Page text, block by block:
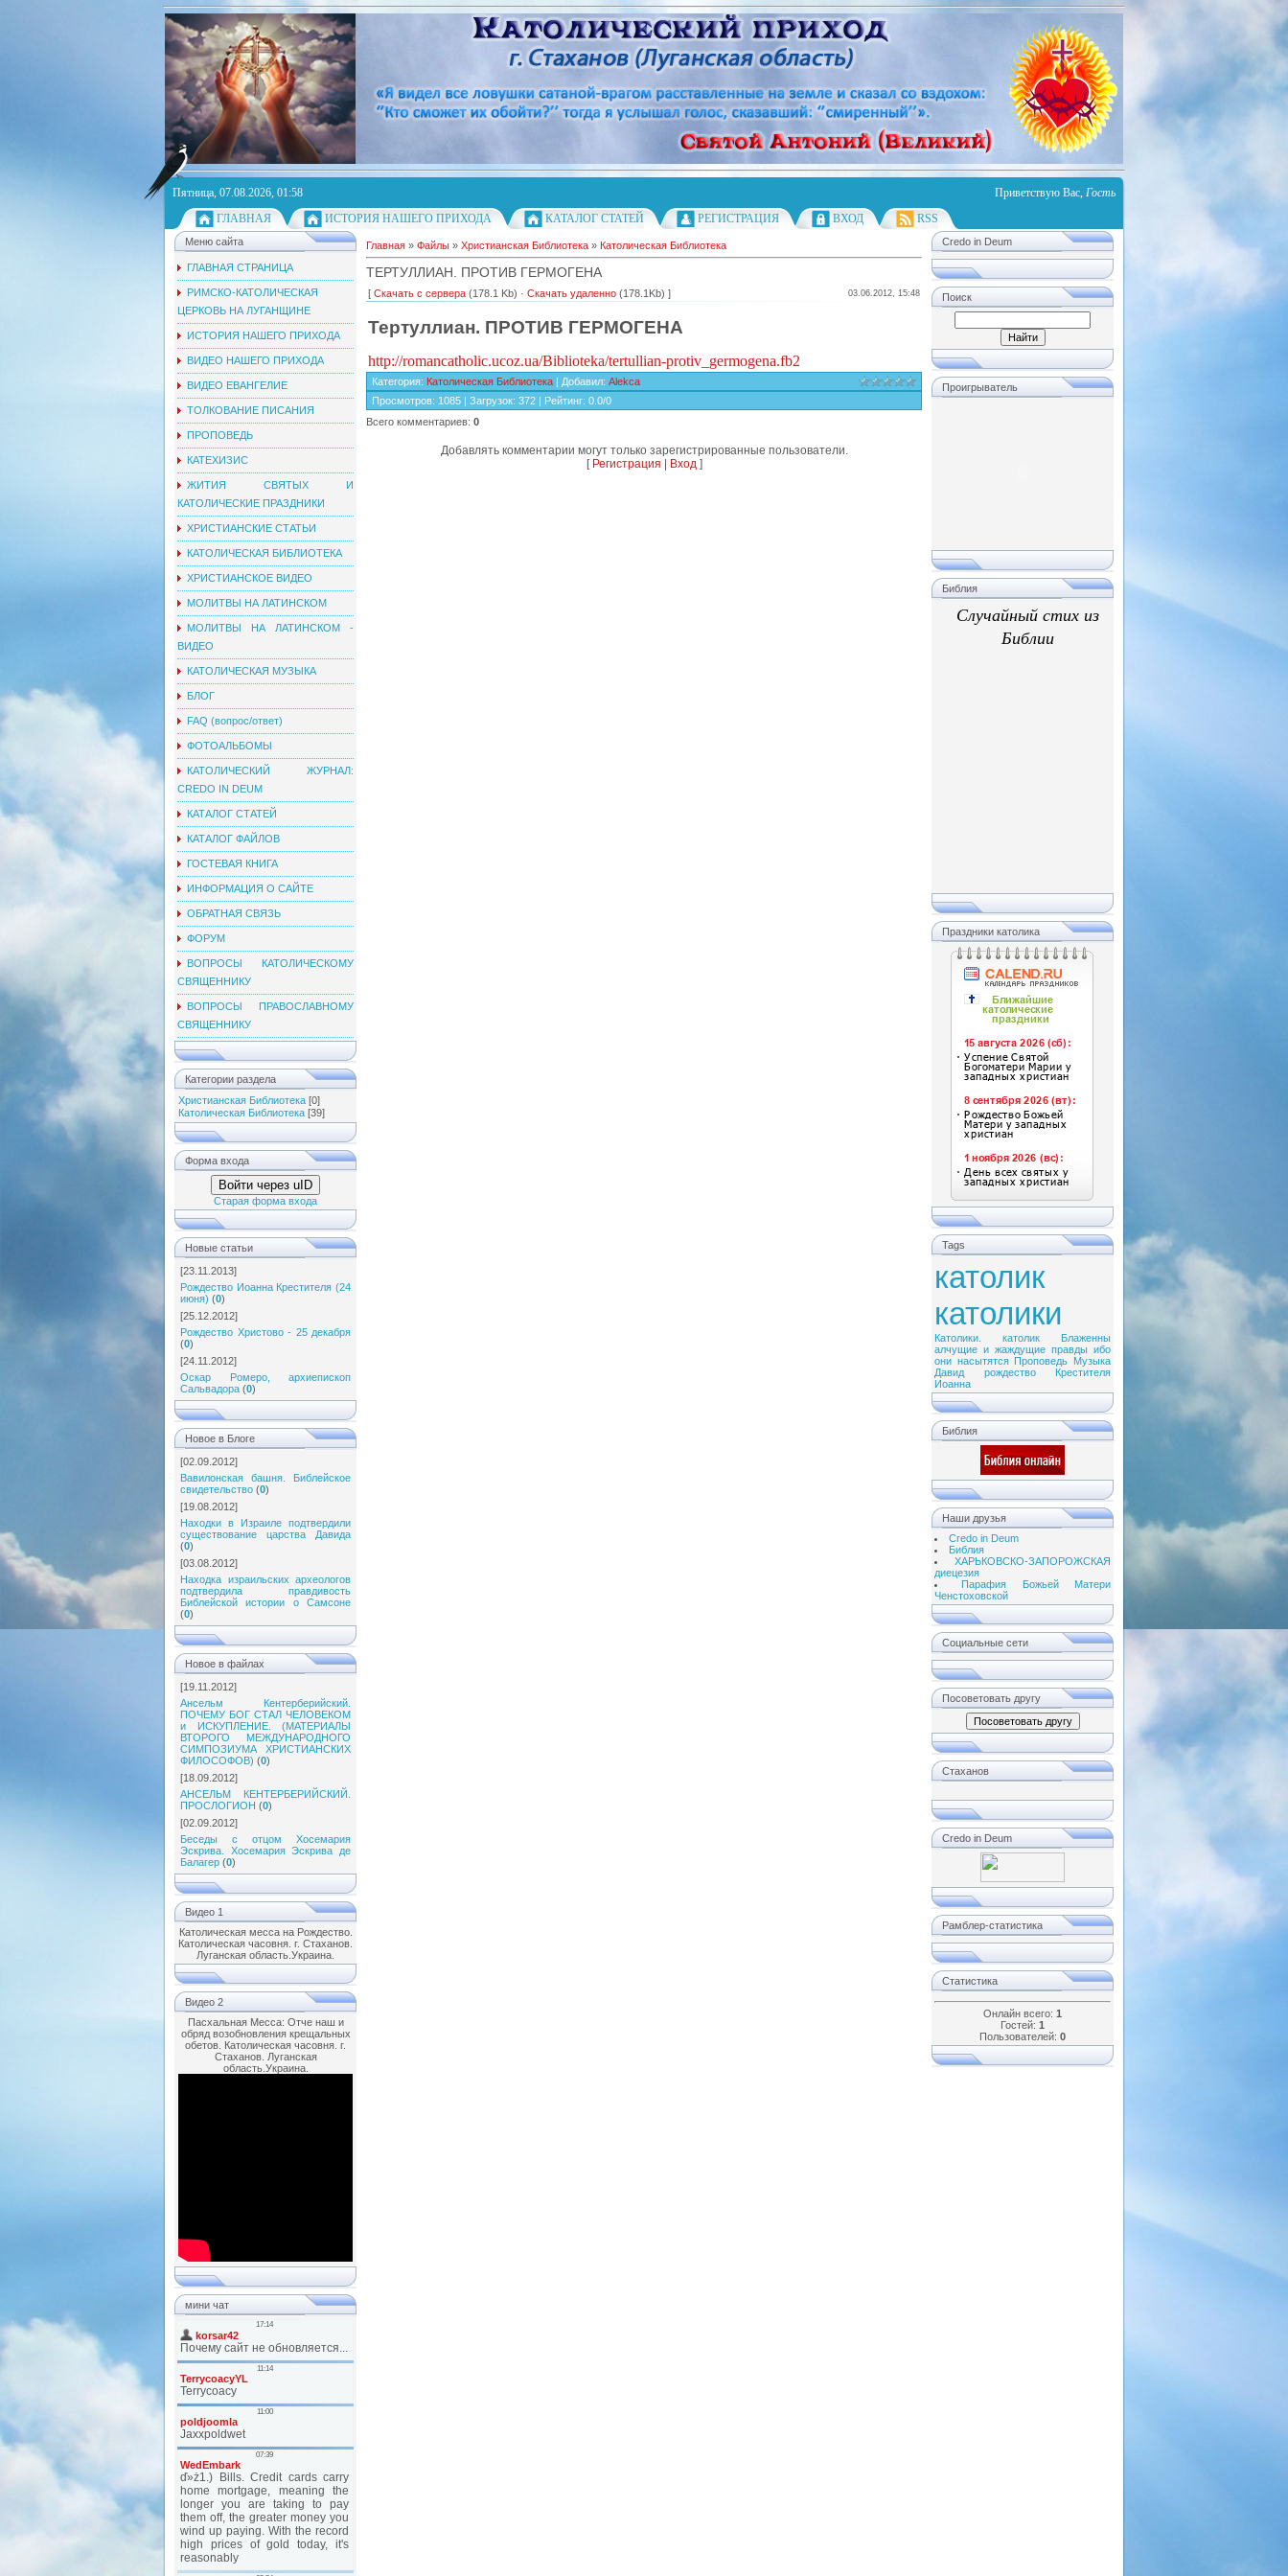
Пятница, 07.08.2026, 01:58 Приветствую Вас, Гость
ГЛАВНАЯ
ИСТОРИЯ НАШЕГО ПРИХОДА КАТАЛОГ СТАТЕЙ РЕГИСТРАЦИЯ ВХОД RSS
Меню сайта
ГЛАВНАЯ СТРАНИЦА
РИМСКО-КАТОЛИЧЕСКАЯ
ЦЕРКОВЬ НА ЛУГАНЩИНЕ
ИСТОРИЯ НАШЕГО ПРИХОДА
ВИДЕО НАШЕГО ПРИХОДА
ВИДЕО ЕВАНГЕЛИЕ
ТОЛКОВАНИЕ ПИСАНИЯ
ПРОПОВЕДЬ
КАТЕХИЗИС
ЖИТИЯ СВЯТЫХ И
КАТОЛИЧЕСКИЕ ПРАЗДНИКИ
ХРИСТИАНСКИЕ СТАТЬИ
КАТОЛИЧЕСКАЯ БИБЛИОТЕКА
ХРИСТИАНСКОЕ ВИДЕО
МОЛИТВЫ НА ЛАТИНСКОМ
МОЛИТВЫ НА ЛАТИНСКОМ -
ВИДЕО
КАТОЛИЧЕСКАЯ МУЗЫКА
БЛОГ
FAQ (вопрос/ответ)
ФОТОАЛЬБОМЫ
КАТОЛИЧЕСКИЙ ЖУРНАЛ:
CREDO IN DEUM
КАТАЛОГ СТАТЕЙ
КАТАЛОГ ФАЙЛОВ
ГОСТЕВАЯ КНИГА
ИНФОРМАЦИЯ О САЙТЕ
ОБРАТНАЯ СВЯЗЬ
ФОРУМ
ВОПРОСЫ КАТОЛИЧЕСКОМУ
СВЯЩЕННИКУ
ВОПРОСЫ ПРАВОСЛАВНОМУ
СВЯЩЕННИКУ
Категории раздела
Христианская Библиотека [0]
Католическая Библиотека [39]
Форма входа
Войти через uID
Старая форма входа
Новые статьи
[23.11.2013]
Рождество Иоанна Крестителя (24
июня) (0)
[25.12.2012]
Рождество Христово - 25 декабря
(0)
[24.11.2012]
Оскар Ромеро, архиепископ
Сальвадора (0)
Новое в Блоге
[02.09.2012]
Вавилонская башня. Библейское
свидетельство (0)
[19.08.2012]
Находки в Израиле подтвердили
существование царства Давида
(0)
[03.08.2012]
Находка израильских археологов
подтвердила правдивость
Библейской истории о Самсоне
(0)
Новое в файлах
[19.11.2012]
Ансельм Кентерберийский.
ПОЧЕМУ БОГ СТАЛ ЧЕЛОВЕКОМ
и ИСКУПЛЕНИЕ. (МАТЕРИАЛЫ
ВТОРОГО МЕЖДУНАРОДНОГО
СИМПОЗИУМА ХРИСТИАНСКИХ
ФИЛОСОФОВ) (0)
[18.09.2012]
АНСЕЛЬМ КЕНТЕРБЕРИЙСКИЙ.
ПРОСЛОГИОН (0)
[02.09.2012]
Беседы с отцом Хосемария
Эскрива. Хосемария Эскрива де
Балагер (0)
Видео 1
Католическая месса на Рождество.
Католическая часовня. г. Стаханов.
Луганская область.Украина.
Видео 2
Пасхальная Месса: Отче наш и
обряд возобновления крещальных
обетов. Католическая часовня. г.
Стаханов. Луганская
область.Украина.
мини чат
Credo in Deum
Поиск
Проигрыватель
Библия
Случайный стих из
Библии
Праздники католика
Tags
католик
католики
Католики. католик
Блаженны
алчущие и жаждущие правды ибо
они насытятся Проповедь Музыка
Давид
рождество
Крестителя
Иоанна
Библия
Наши друзья
Credo in Deum
Библия
ХАРЬКОВСКО-ЗАПОРОЖСКАЯ
диецезия
Парафия Божьей Матери
Ченстоховской
Социальные сети
Посоветовать другу
Стаханов
Credo in Deum
Рамблер-статистика
Статистика
Онлайн всего: 1
Гостей: 1
Пользователей: 0
Главная » Файлы » Христианская Библиотека » Католическая Библиотека
ТЕРТУЛЛИАН. ПРОТИВ ГЕРМОГЕНА
[ Скачать с сервера (178.1 Kb) · Скачать удаленно (178.1Kb) ] 03.06.2012, 15:48
Тертуллиан. ПРОТИВ ГЕРМОГЕНА
http://romancatholic.ucoz.ua/Biblioteka/tertullian-protiv_germogena.fb2
Категория: Католическая Библиотека | Добавил: Alekca
Просмотров: 1085 | Загрузок: 372 | Рейтинг: 0.0/0
Всего комментариев: 0
Добавлять комментарии могут только зарегистрированные пользователи.
[ Регистрация Вход]